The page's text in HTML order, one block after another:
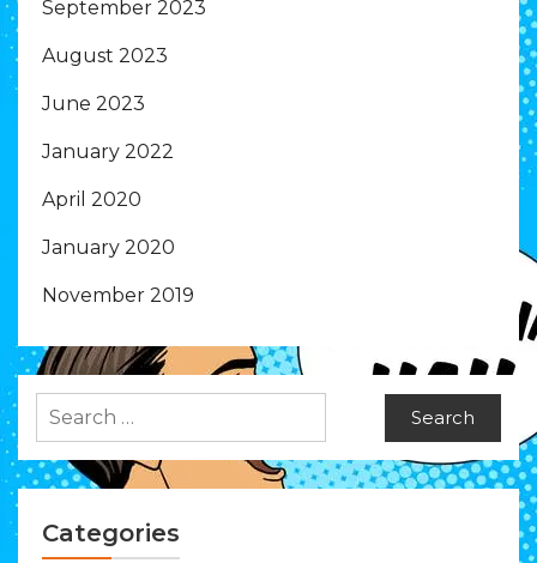
September 2023
August 2023
June 2023
January 2022
April 2020
January 2020
November 2019
for:
Categories